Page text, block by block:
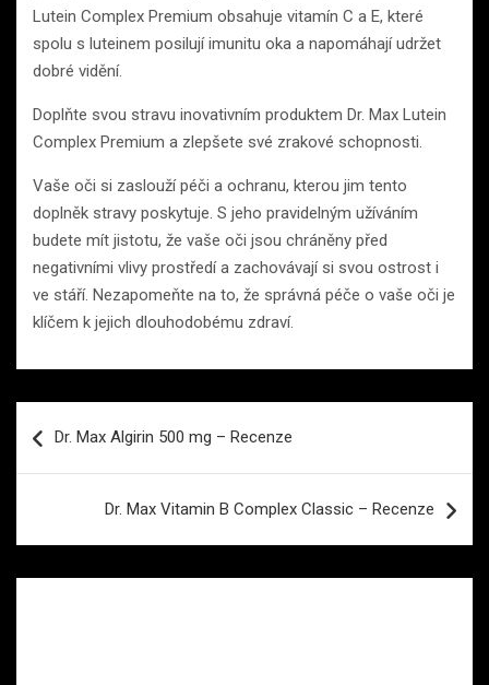
Lutein Complex Premium obsahuje vitamín C a E, které
spolu s luteinem posilují imunitu oka a napomáhají udržet
dobré vidění.
Doplňte svou stravu inovativním produktem Dr. Max Lutein
Complex Premium a zlepšete své zrakové schopnosti.
Vaše oči si zaslouží péči a ochranu, kterou jim tento
doplněk stravy poskytuje. S jeho pravidelným užíváním
budete mít jistotu, že vaše oči jsou chráněny před
negativními vlivy prostředí a zachovávají si svou ostrost i
ve stáří. Nezapomeňte na to, že správná péče o vaše oči je
klíčem k jejich dlouhodobému zdraví.
proDr. Max Algirin 500 mg – Recenze
Dr. Max Vitamin B Complex Classic – Recenze